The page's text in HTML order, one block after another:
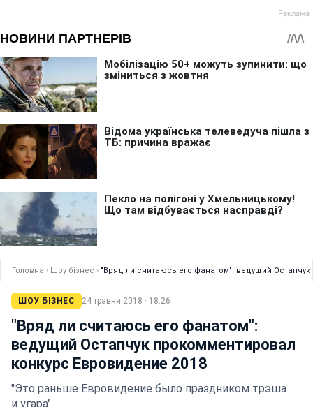
Головна › Шоу бізнес › "Вряд ли считаюсь его фанатом": ведущий
ШОУ БІЗНЕС 24 травня 2018 · 18:26
"Вряд ли считаюсь его фанатом":
ведущий Остапчук прокомментировал
конкурс Евровидение 2018
"Это раньше Евровидение было праздником трэша
и угара"